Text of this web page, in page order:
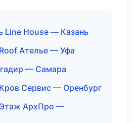
Line House — Казань
Ателье — Уфа
— Самара
Сервис — Оренбург
АрхПро —